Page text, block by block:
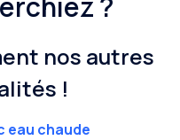
nos autres
!
eau chaude